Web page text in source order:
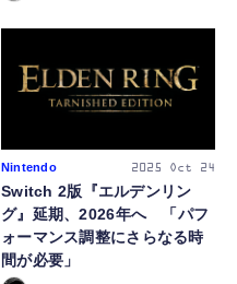
Nintendo 2025 Oct 24
Switch 2版『エルデンリン
グ』延期、2026年へ 「パフ
ォーマンス調整にさらなる時
間が必要」